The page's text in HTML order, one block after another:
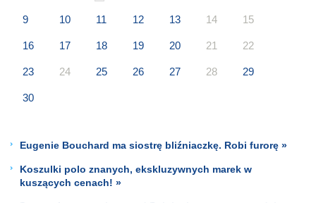
9 10 11 12 13 14 15
16 17 18 19 20 21 22
23 24 25 26 27 28 29
30
Eugenie Bouchard ma siostrę bliźniaczkę. Robi furorę »
Koszulki polo znanych, ekskluzywnych marek w
kuszących cenach! »